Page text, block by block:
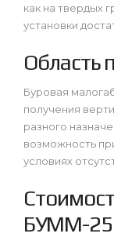
как на твердых
установки
Область
Буровая
получения
разного
возможность
условиях
БУММ-